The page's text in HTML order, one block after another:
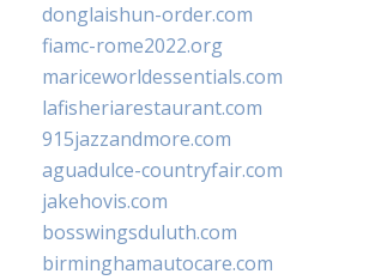
donglaishun-order.com
fiamc-rome2022.org
mariceworldessentials.com
lafisheriarestaurant.com
915jazzandmore.com
aguadulce-countryfair.com
jakehovis.com
bosswingsduluth.com
birminghamautocare.com